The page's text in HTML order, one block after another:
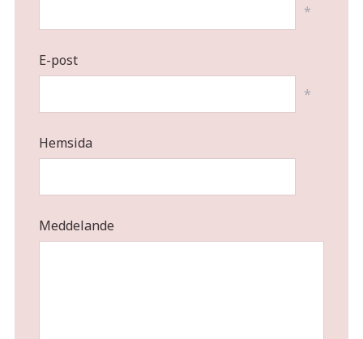
*
E-post
*
Hemsida
Meddelande